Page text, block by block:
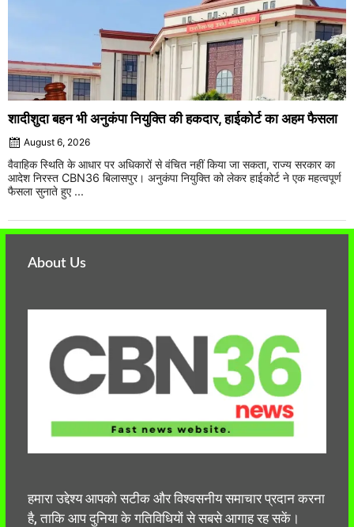
शादीशुदा बहन भी अनुकंपा नियुक्ति की हकदार, हाईकोर्ट का अहम फैसला
August 6, 2026
वैवाहिक स्थिति के आधार पर अधिकारों से वंचित नहीं किया जा सकता, राज्य सरकार का
आदेश निरस्त CBN36 बिलासपुर। अनुकंपा नियुक्ति को लेकर हाईकोर्ट ने एक महत्वपूर्ण
फैसला सुनाते हुए ...
About Us
हमारा उद्देश्य आपको सटीक और विश्वसनीय समाचार प्रदान करना
है, ताकि आप दुनिया के गतिविधियों से सबसे आगाह रह सकें।